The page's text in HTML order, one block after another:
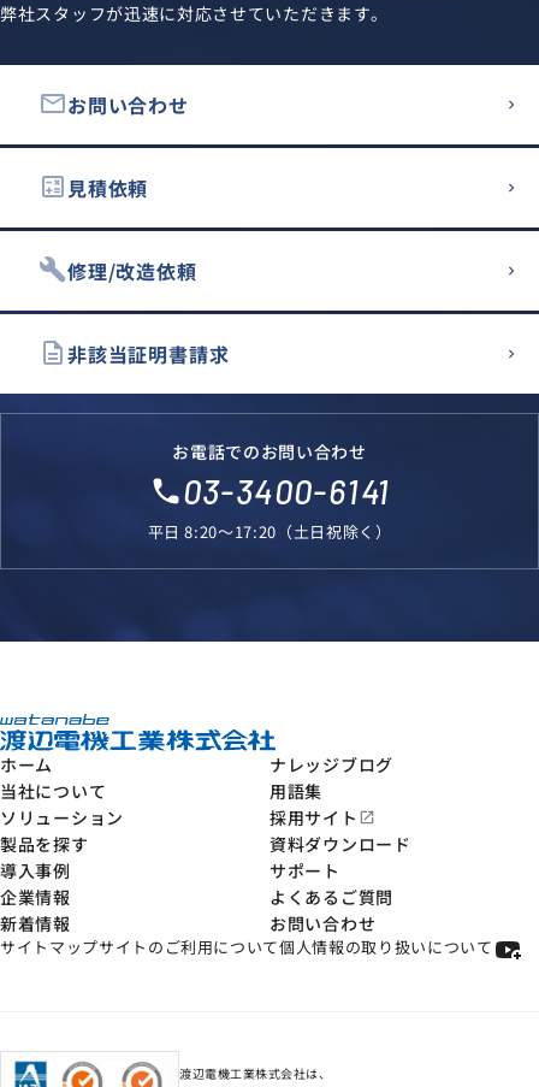
弊社スタッフが迅速に対応させていただきます。
emailお問い合わせ
calculate見積依頼
build修理/改造依頼
description非該当証明書請求
お電話でのお問い合わせ
local_phone03-3400-6141
平日 8:20～17:20（土日祝除く）
ホーム
当社について
ソリューション
製品を探す
導入事例
企業情報
新着情報
ナレッジブログ
用語集
採用サイト open_in_new
資料ダウンロード
サポート
よくあるご質問
お問い合わせ
サイトマップサイトのご利用について個人情報の取り扱いについて
渡辺電機工業株式会社は、